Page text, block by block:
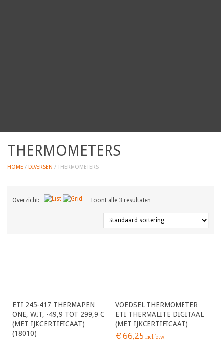
THERMOMETERS
HOME / DIVERSEN / THERMOMETERS
Overzicht: Toont alle 3 resultaten
ETI 245-417 THERMAPEN
ONE, WIT, -49,9 TOT 299,9 C
(MET IJKCERTIFICAAT)
(18010)
VOEDSEL THERMOMETER
ETI THERMALITE DIGITAAL
(MET IJKCERTIFICAAT)
€66,25 incl. btw